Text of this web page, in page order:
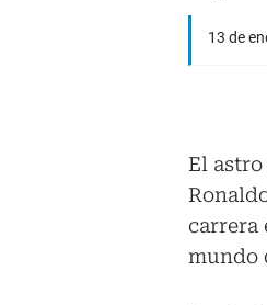
13 de
El
carrera
mundo